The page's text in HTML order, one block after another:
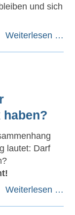
und sich
Weiterlesen …
haben?
lautet: Darf
Weiterlesen …